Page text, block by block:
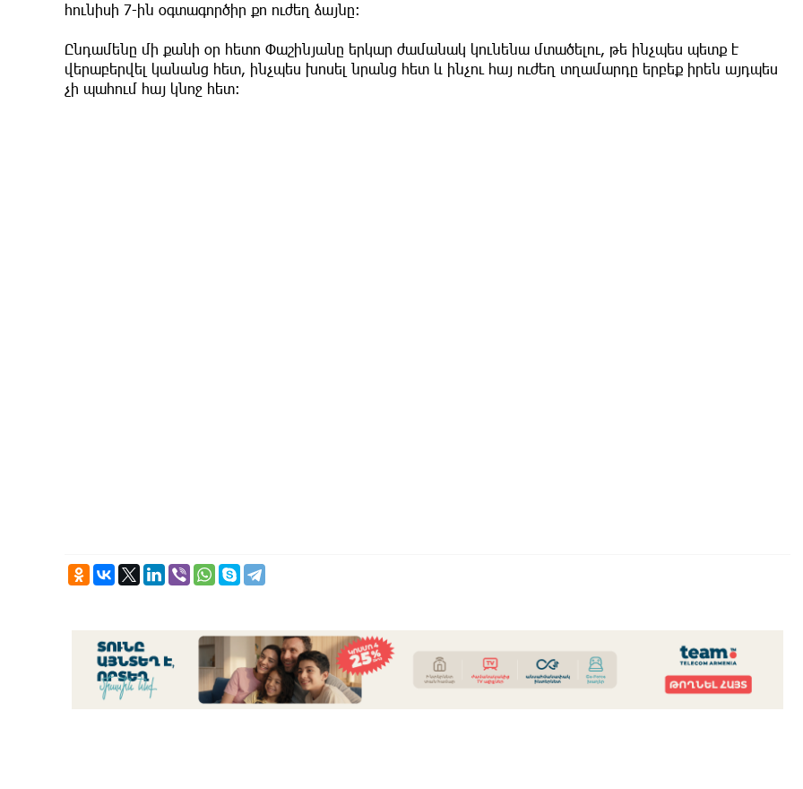
հունիսի 7-ին օգտագործիր քո ուժեղ ձայնը:
Ընդամենը մի քանի օր հետո Փաշինյանը երկար ժամանակ կունենա մտածելու, թե ինչպես պետք է
վերաբերվել կանանց հետ, ինչպես խոսել նրանց հետ և ինչու հայ ուժեղ տղամարդը երբեք իրեն այդպես
չի պահում հայ կնոջ հետ: